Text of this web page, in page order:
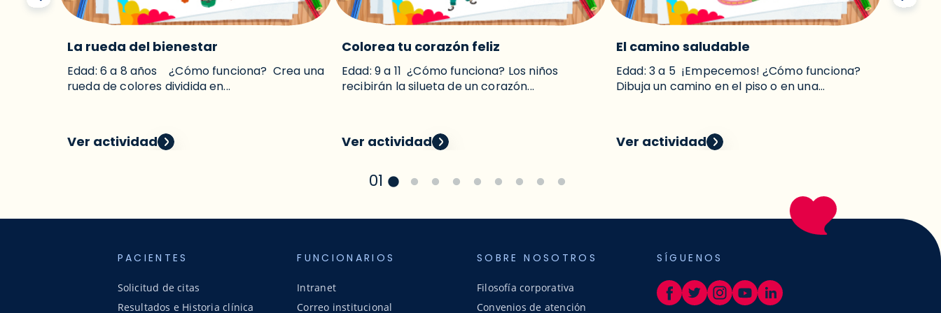
La rueda del bienestar
Edad: 6 a 8 años ¿Cómo funciona? Crea una
rueda de colores dividida en...
Ver actividad
Colorea tu corazón feliz
Edad: 9 a 11 ¿Cómo funciona? Los niños
recibirán la silueta de un corazón...
Ver actividad
El camino saludable
Edad: 3 a 5 ¡Empecemos! ¿Cómo funciona?
Dibuja un camino en el piso o en una...
Ver actividad
01
PACIENTES
Solicitud de citas
Resultados e Historia clínica
FUNCIONARIOS
Intranet
Correo institucional
SOBRE NOSOTROS
Filosofía corporativa
Convenios de atención
SÍGUENOS